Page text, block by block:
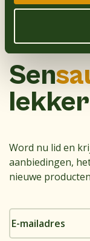
Sen
lekker
Word nu lid en
aanbiedingen,
nieuwe
E-
mailadres